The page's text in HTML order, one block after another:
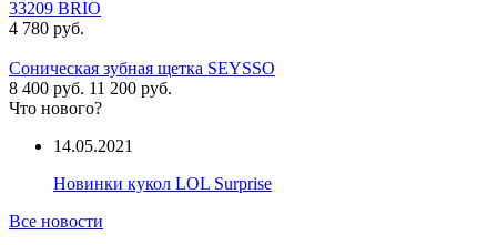
33209 BRIO
4 780 руб.
Соническая зубная щетка SEYSSO
8 400 руб. 11 200 руб.
Что нового?
14.05.2021
Новинки кукол LOL Surprise
Все новости